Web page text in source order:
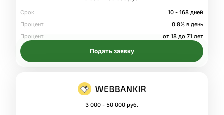
Срок
10 - 168 дней
Процент
0.8% в день
Процент
от 18 до 71 лет
Подать заявку
3 000 - 50 000 руб.